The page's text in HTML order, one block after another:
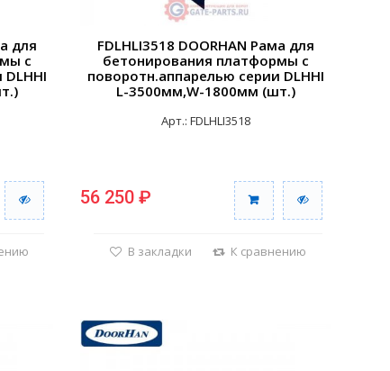
для
с
FDLHLI3518 DOORHAN Рама для
бетонирования платформы с
поворотн.аппарелью серии DLHHI
L-3500мм,W-1800мм (шт.)
Арт.: FDLHLI3518
56 250 ₽
В закладки К сравнению